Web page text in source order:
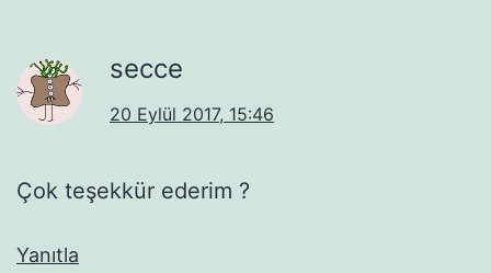
secce
20 Eylül 2017, 15:46
Çok teşekkür ederim ?
Yanıtla